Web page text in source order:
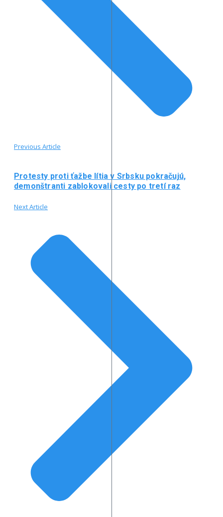
Previous Article
Protesty proti ťažbe lítia v Srbsku pokračujú,
demonštranti zablokovali cesty po tretí raz
Next Article